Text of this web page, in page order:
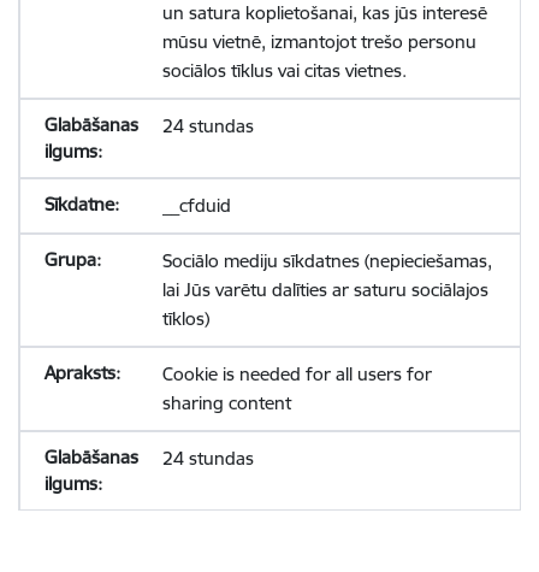
un satura koplietošanai, kas jūs interesē
mūsu vietnē, izmantojot trešo personu
sociālos tīklus vai citas vietnes.
24 stundas
__cfduid
Sociālo mediju sīkdatnes (nepieciešamas,
lai Jūs varētu dalīties ar saturu sociālajos
tīklos)
Cookie is needed for all users for
sharing content
24 stundas